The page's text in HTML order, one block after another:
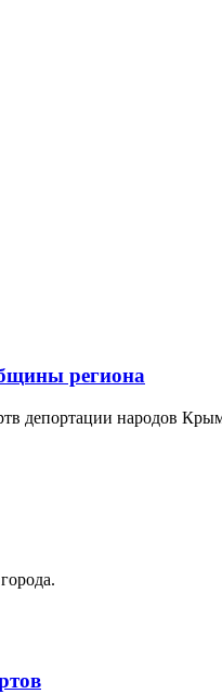
региона
депортации народов